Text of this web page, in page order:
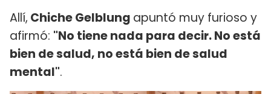
Allí, Chiche Gelblung apuntó muy furioso y
afirmó: "No tiene nada para decir. No está
bien de salud, no está bien de salud
mental".